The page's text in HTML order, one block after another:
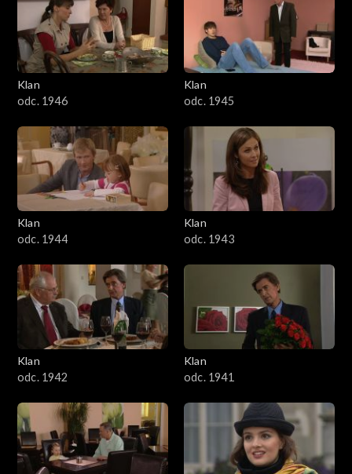
Klan
odc. 1946
Klan
odc. 1945
Klan
odc. 1944
Klan
odc. 1943
Klan
odc. 1942
Klan
odc. 1941